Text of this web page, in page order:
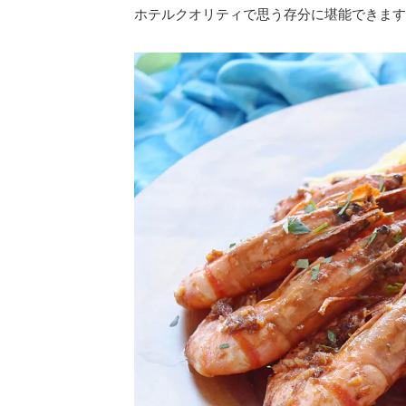
ホテルクオリティで思う存分に堪能できま